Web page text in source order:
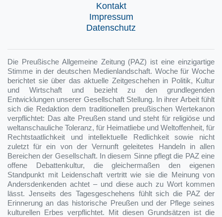
Kontakt
Impressum
Datenschutz
Die Preußische Allgemeine Zeitung (PAZ) ist eine einzigartige
Stimme in der deutschen Medienlandschaft. Woche für Woche
berichtet sie über das aktuelle Zeitgeschehen in Politik, Kultur
und Wirtschaft und bezieht zu den grundlegenden
Entwicklungen unserer Gesellschaft Stellung. In ihrer Arbeit fühlt
sich die Redaktion dem traditionellen preußischen Wertekanon
verpflichtet: Das alte Preußen stand und steht für religiöse und
weltanschauliche Toleranz, für Heimatliebe und Weltoffenheit, für
Rechtstaatlichkeit und intellektuelle Redlichkeit sowie nicht
zuletzt für ein von der Vernunft geleitetes Handeln in allen
Bereichen der Gesellschaft. In diesem Sinne pflegt die PAZ eine
offene Debattenkultur, die gleichermaßen den eigenen
Standpunkt mit Leidenschaft vertritt wie sie die Meinung von
Andersdenkenden achtet – und diese auch zu Wort kommen
lässt. Jenseits des Tagesgeschehens fühlt sich die PAZ der
Erinnerung an das historische Preußen und der Pflege seines
kulturellen Erbes verpflichtet. Mit diesen Grundsätzen ist die